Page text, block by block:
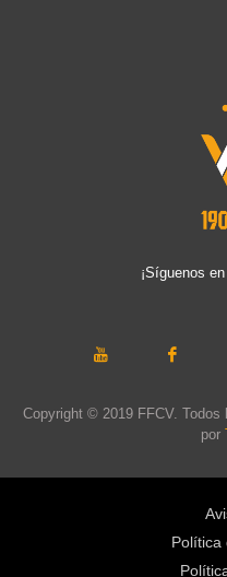
¡Síguenos
Copyright © 2019 FFCV. Todos
por
Política